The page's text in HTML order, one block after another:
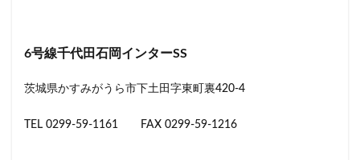
6号線千代田石岡インターSS
茨城県かすみがうら市下土田字東町裏420-4
TEL 0299-59-1161 FAX 0299-59-1216